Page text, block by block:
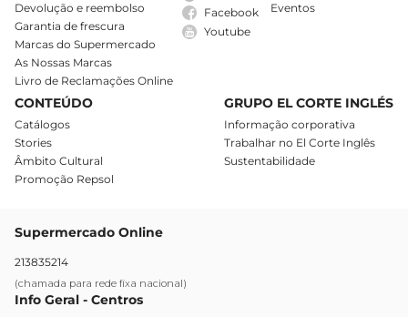
Devolução e reembolso
Garantia de frescura
Marcas do Supermercado
As Nossas Marcas
Livro de Reclamações Online
Facebook
Youtube
Eventos
CONTEÚDO
Catálogos
Stories
Âmbito Cultural
Promoção Repsol
GRUPO EL CORTE INGLÉS
Informação corporativa
Trabalhar no El Corte Inglês
Sustentabilidade
Supermercado Online
213835214
(chamada para rede fixa nacional)
Info Geral - Centros